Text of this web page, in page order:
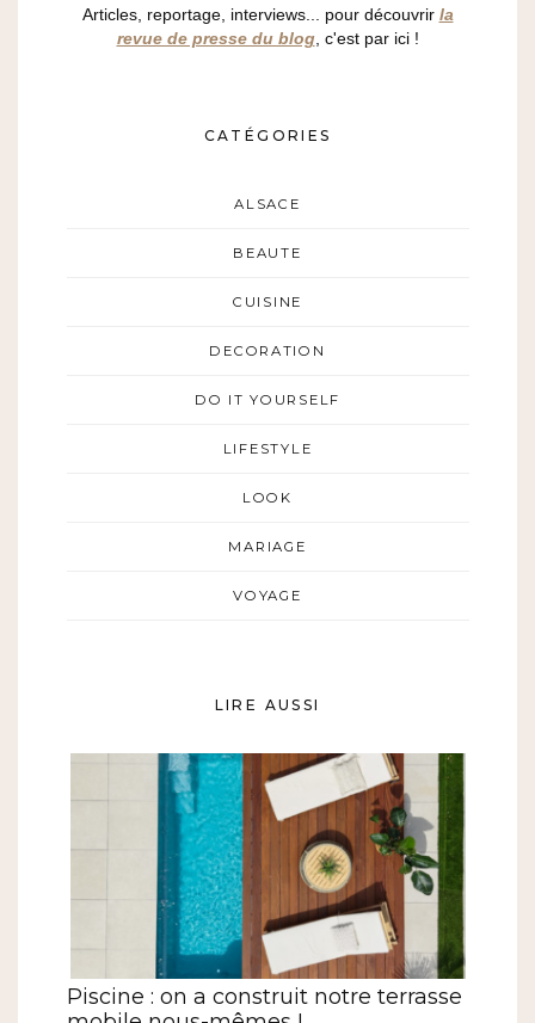
Articles, reportage, interviews... pour découvrir la
revue de presse du blog, c'est par ici !
CATÉGORIES
ALSACE
BEAUTE
CUISINE
DECORATION
DO IT YOURSELF
LIFESTYLE
LOOK
MARIAGE
VOYAGE
LIRE AUSSI
Piscine : on a construit notre terrasse